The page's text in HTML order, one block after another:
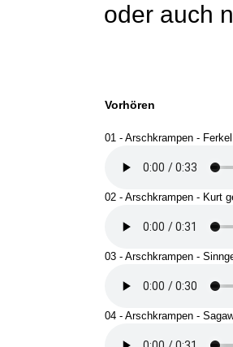
oder auch
Vorhören
01 - Arschkrampen -
02 - Arschkrampen - Kurt
03 - Arschkrampen -
04 - Arschkrampen -